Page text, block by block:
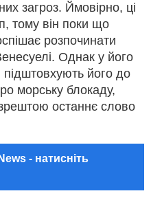
загроз. Ймовірно, ці
тому він поки що
розпочинати
Однак у його
підштовхують його до
морську блокаду,
останнє слово
- натисніть